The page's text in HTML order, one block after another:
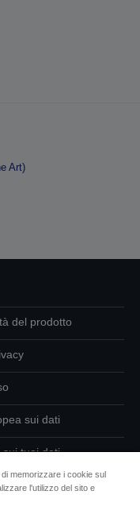
Art)
del prodotto
sui dati
tuoi dati
memorizzare i cookie sul
l'utilizzo del sito e